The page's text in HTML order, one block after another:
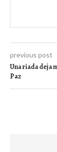
previous post
Una riada deja
Paz